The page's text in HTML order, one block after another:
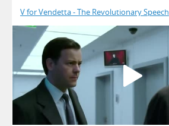
V for Vendetta - The Revolutionary Speech